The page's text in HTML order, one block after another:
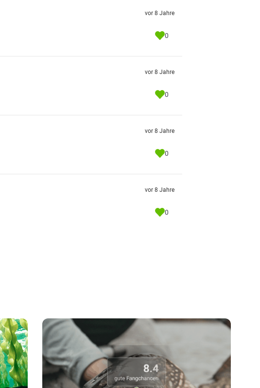
vor 8 Jahre
0
vor 8 Jahre
0
vor 8 Jahre
0
vor 8 Jahre
0